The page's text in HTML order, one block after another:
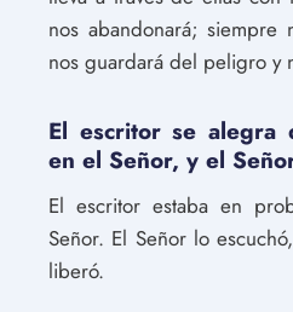
nos abandonará; siempre
nos guardará del peligro y
El escritor se alegra
en el Señor, y el
El escritor estaba en
Señor. El Señor lo
liberó.